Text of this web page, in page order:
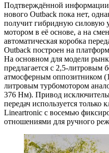
Подтверждённой информации
нового Outback пока нет,
получит гибридную силовую
мотором в её основе, а на
автоматическая коробка
Outback построен на
На основном для модели
предлагается с 2,5-
атмосферным оппозитником
литровым турбомотором
376 Нм). Привод
передач используется только
Lineartronic с восемью
отношениями для ручного